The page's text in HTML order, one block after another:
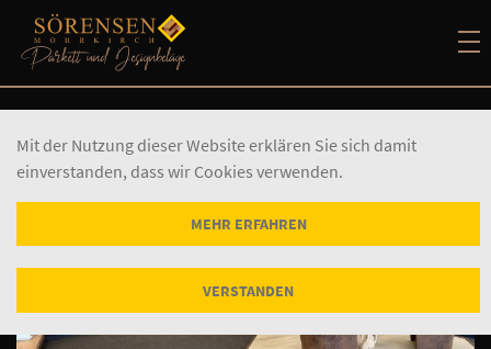
Mit der Nutzung dieser Website erklären Sie sich damit
einverstanden, dass wir Cookies verwenden.
MEHR ERFAHREN
VERSTANDEN